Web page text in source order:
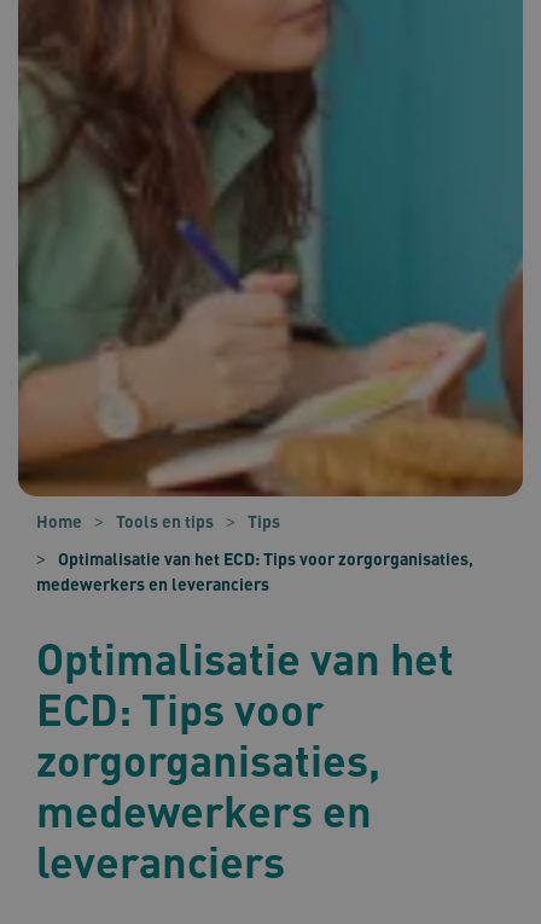
Home Tools en tips
Tips
Optimalisatie van het ECD: Tips voor zorgorganisaties,
medewerkers en leveranciers
Optimalisatie van het
ECD: Tips voor
zorgorganisaties,
medewerkers en
leveranciers